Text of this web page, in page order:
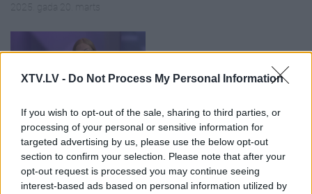
XTV.LV - Do Not Process My Personal Information
If you wish to opt-out of the sale, sharing to third parties, or
processing of your personal or sensitive information for
targeted advertising by us, please use the below opt-out
section to confirm your selection. Please note that after your
opt-out request is processed you may continue seeing
interest-based ads based on personal information utilized by
2025. gada 20. marts
04.08.2026 Uz līnijas
4. augusts